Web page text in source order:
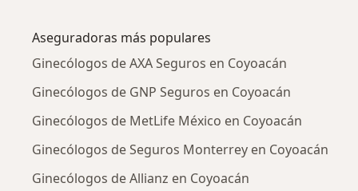
Aseguradoras más populares
Ginecólogos de AXA Seguros en Coyoacán
Ginecólogos de GNP Seguros en Coyoacán
Ginecólogos de MetLife México en Coyoacán
Ginecólogos de Seguros Monterrey en Coyoacán
Ginecólogos de Allianz en Coyoacán